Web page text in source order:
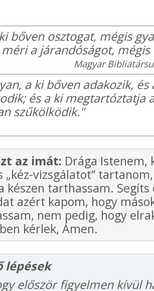
bőven osztogat, mégis
a járandóságot,
Magyar
a ki bőven adakozik,
és a ki megtartóztatja
szűkölködik."
az imát: Drága Istenem,
„kéz-vizsgálatot”
készen tarthassam.
azért kapom, hogy
nem pedig, hogy
kérlek, Ámen.
lépések
először figyelmen kívül